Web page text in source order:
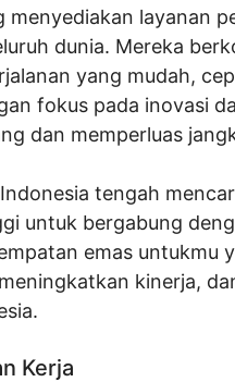
menyediakan layanan
dunia. Mereka
yang mudah,
fokus pada inovasi
dan memperluas
tengah
untuk bergabung
emas untukmu
kinerja,
Kerja